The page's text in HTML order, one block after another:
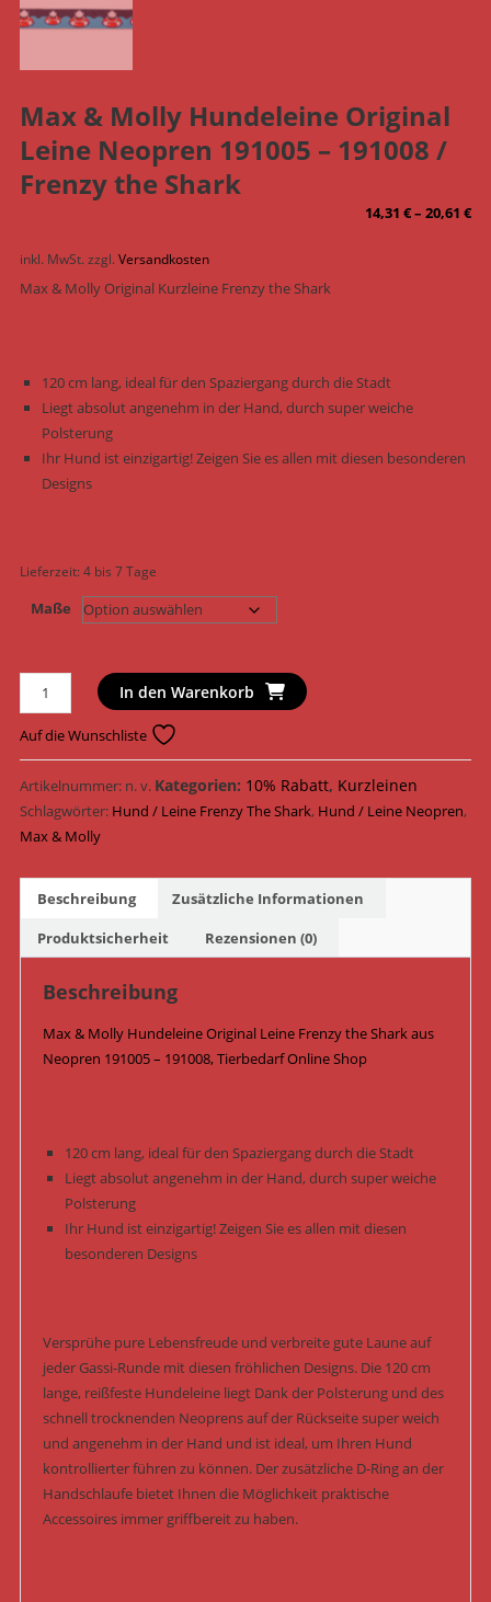
Max & Molly Hundeleine Original
Leine Neopren 191005 – 191008 /
Frenzy the Shark
14,31€–20,61€
inkl. MwSt.zzgl.Versandkosten
Max & Molly Original Kurzleine Frenzy the Shark
120 cm lang, ideal für den Spaziergang durch die Stadt
Liegt absolut angenehm in der Hand, durch super weiche
Polsterung
Ihr Hund ist einzigartig! Zeigen Sie es allen mit diesen besonderen
Designs
Lieferzeit:4 bis 7 Tage
Maße
Max
&
Molly
Hundeleine
Original
Leine
Neopren
-
191008
Frenzy
Menge
In den Warenkorb
Auf die Wunschliste
Artikelnummer: n. v. Kategorien: 10% Rabatt, Kurzleinen
Schlagwörter: Hund / Leine Frenzy The Shark, Hund / Leine Neopren,
Max & Molly
Beschreibung
Zusätzliche Informationen
Produktsicherheit
Rezensionen (0)
Beschreibung
Max & Molly Hundeleine Original Leine Frenzy the Shark aus
Neopren 191005 – 191008, Tierbedarf Online Shop
120 cm lang, ideal für den Spaziergang durch die Stadt
Liegt absolut angenehm in der Hand, durch super weiche
Polsterung
Ihr Hund ist einzigartig! Zeigen Sie es allen mit diesen
besonderen Designs
Versprühe pure Lebensfreude und verbreite gute Laune auf
jeder Gassi-Runde mit diesen fröhlichen Designs. Die 120 cm
lange, reißfeste Hundeleine liegt Dank der Polsterung und des
schnell trocknenden Neoprens auf der Rückseite super weich
und angenehm in der Hand und ist ideal, um Ihren Hund
kontrollierter führen zu können. Der zusätzliche D-Ring an der
Handschlaufe bietet Ihnen die Möglichkeit praktische
Accessoires immer griffbereit zu haben.